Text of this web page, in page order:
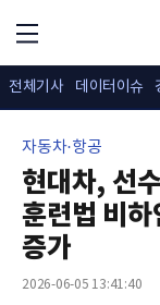
전체기사 데이터이슈
자동차·항공
현대차, 선
훈련법 비
증가
2026-06-05 13:41:40